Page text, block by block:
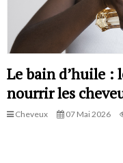
Le bain d’huile :
nourrir les
Cheveux 07 Mai 2026